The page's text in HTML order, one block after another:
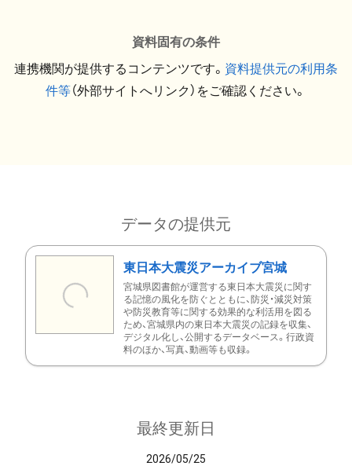
資料固有の条件
連携機関が提供するコンテンツです。 資料提供元の利用条
件等（外部サイトへリンク）をご確認ください。
データの提供元
東日本大震災アーカイブ宮城
宮城県図書館が運営する東日本大震災に関す
る記憶の風化を防ぐとともに、防災・減災対策
や防災教育等に関する効果的な利活用を図る
ため、宮城県内の東日本大震災の記録を収集、
デジタル化し、公開するデータベース。行政資
料のほか、写真、動画等も収録。
最終更新日
2026/05/25